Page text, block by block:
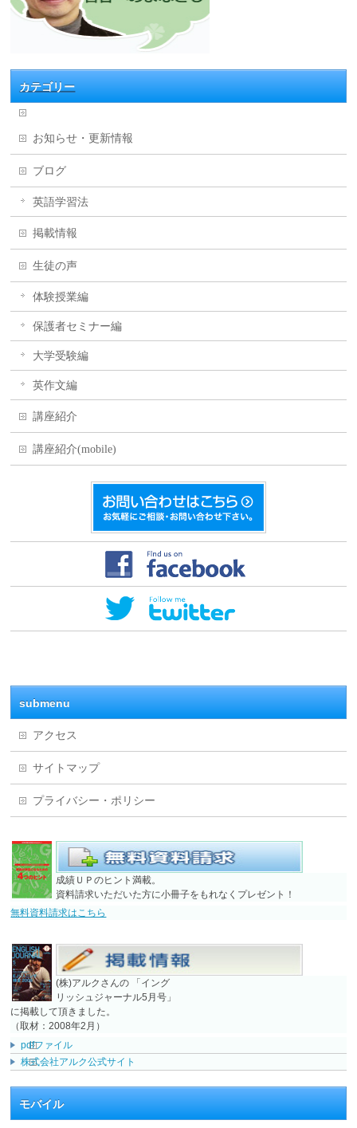
カテゴリー
お知らせ・更新情報
ブログ
英語学習法
掲載情報
生徒の声
体験授業編
保護者セミナー編
大学受験編
英作文編
講座紹介
講座紹介(mobile)
submenu
アクセス
サイトマップ
プライバシー・ポリシー
成績ＵＰのヒント満載。
資料請求いただいた方に小冊子をもれなくプレゼント！
無料資料請求はこちら
(株)アルクさんの 「イング
リッシュジャーナル5月号」
に掲載して頂きました。
（取材：2008年2月）
pdfファイル
株式会社アルク公式サイト
モバイル